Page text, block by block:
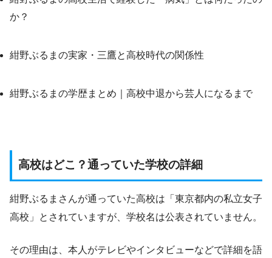
か？
紺野ぶるまの実家・三鷹と高校時代の関係性
紺野ぶるまの学歴まとめ｜高校中退から芸人になるまで
高校はどこ？通っていた学校の詳細
紺野ぶるまさんが通っていた高校は「東京都内の私立女子
高校」とされていますが、学校名は公表されていません。
その理由は、本人がテレビやインタビューなどで詳細を語